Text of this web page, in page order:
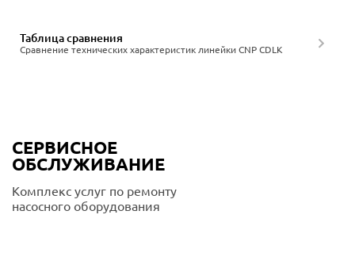
Сравнение технических характеристик линейки CNP CDLK
Таблица сравнения
СЕРВИСНОЕ
ОБСЛУЖИВАНИЕ
Комплекс услуг по ремонту
насосного оборудования